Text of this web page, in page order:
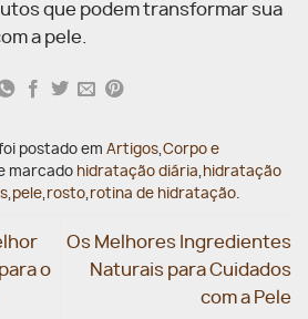
que podem transformar sua
a pele.
postado em Artigos Corpo e
marcado hidratação diária hidratação
, pele, rosto, rotina de hidratação.
o
Os Melhores Ingredientes
Naturais para Cuidados
com a Pele